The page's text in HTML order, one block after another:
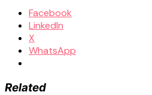
Facebook
LinkedIn
X
WhatsApp
Related